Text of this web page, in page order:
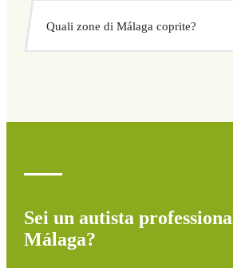
ritorno direttamente dal nostro sistema di
Quali zone di Málaga coprite?
Sei un autista
Málaga?